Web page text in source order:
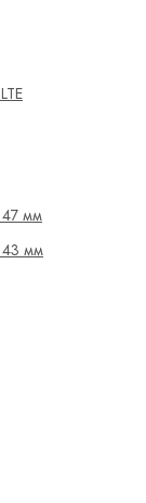
47 мм
43 мм